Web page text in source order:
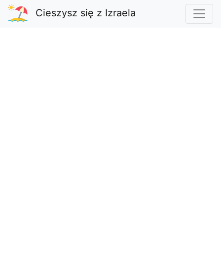
Cieszysz się z Izraela